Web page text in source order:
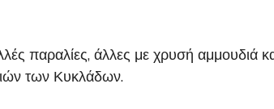
παραλίες, άλλες με χρυσή αμμουδιά
των Κυκλάδων.